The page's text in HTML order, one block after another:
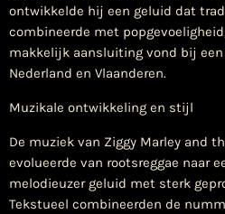
ontwikkelde hij een geluid dat
combineerde met
makkelijk aansluiting vond bij
Nederland en Vlaanderen.
Muzikale ontwikkeling en stijl
De muziek van Ziggy Marley and
evolueerde van rootsreggae naar
melodieuzer geluid met sterk
Tekstueel combineerden de